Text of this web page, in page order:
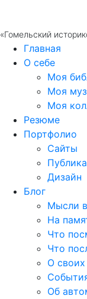
«Гомельский
Главная
О себе
Моя
Моя
Моя
Резюме
Портфолио
Сайты
Дизайн
Блог
Мысли
На
Что
Что
О своих
Об